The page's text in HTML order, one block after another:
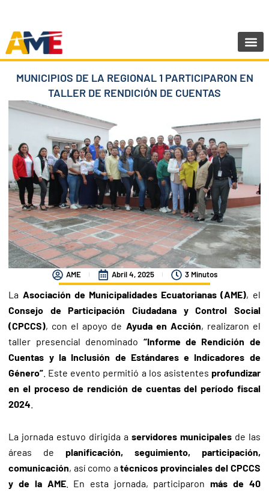
contenido
MUNICIPIOS DE LA REGIONAL 1 PARTICIPARON EN
TALLER DE RENDICIÓN DE CUENTAS
AME Abril 4, 2025 3 Minutos
La Asociación de Municipalidades Ecuatorianas (AME), el
Consejo de Participación Ciudadana y Control Social
(CPCCS), con el apoyo de Ayuda en Acción, realizaron el
taller presencial denominado “Informe de Rendición de
Cuentas y la Inclusión de Estándares e Indicadores de
Género” . Este evento permitió a los asistentes profundizar
en el proceso de rendición de cuentas del período fiscal
2024
La jornada estuvo dirigida a servidores municipalesde las
áreas de planificación, seguimiento, participación,
comunicación, así como atécnicos provinciales del CPCCS
y de la AME. En esta jornada, participaronmás de 40